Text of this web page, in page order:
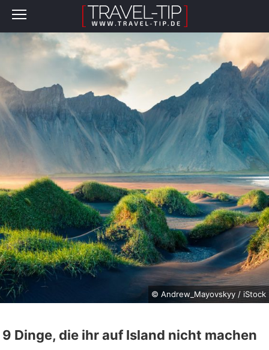
© Andrew_Mayovskyy / iStock
9 Dinge, die ihr auf Island nicht machen